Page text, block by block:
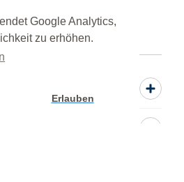
Google Analytics,
zu erhöhen.
Erlauben